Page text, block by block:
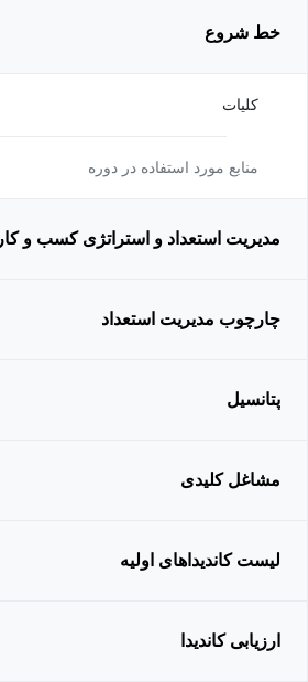
خط شروع
کلیات
منابع مورد استفاده در دوره
مدیریت استعداد و استراتژی کسب و کار
چارچوب مدیریت استعداد
پتانسیل
مشاغل کلیدی
لیست کاندیداهای اولیه
ارزیابی کاندیدا